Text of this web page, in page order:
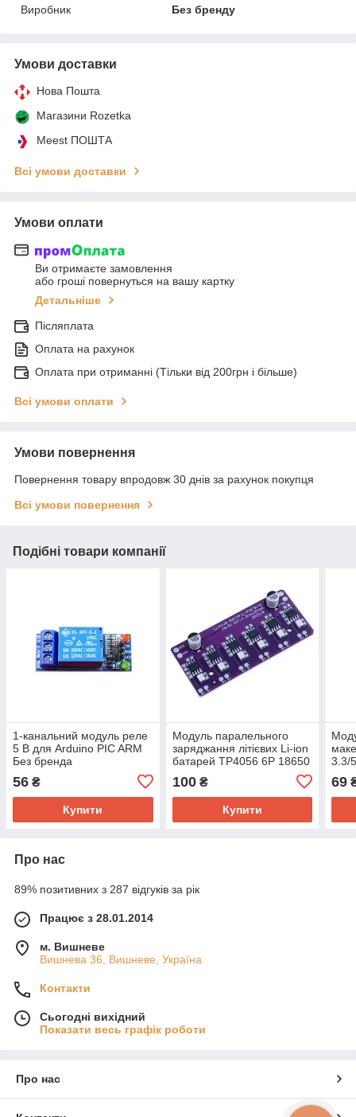
Виробник
Без бренду
Умови доставки
Нова Пошта
Магазини Rozetka
Meest ПОШТА
Всі умови доставки
Умови оплати
Ви отримаєте замовлення
або гроші повернуться на вашу картку
Детальніше
Післяплата
Оплата на рахунок
Оплата при отриманні (Тільки від 200грн і більше)
Всі умови оплати
Умови повернення
Повернення товару впродовж 30 днів за рахунок покупця
Всі умови повернення
Подібні товари компанії
1-канальний модуль реле
5 В для Arduino PIC ARM
Без бренда
56 ₴
Купити
Модуль паралельного
заряджання літієвих Li-ion
батарей TP4056 6P 18650
100₴
Купити
3.3/
69
Про нас
89% позитивних з 287 відгуків за рік
Працює з 28.01.2014
м. Вишневе
Вишнева 36, Вишневе, Україна
Контакти
Сьогодні вихідний
Показати весь графік роботи
Про нас